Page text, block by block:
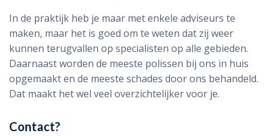
In de praktijk heb je maar met enkele adviseurs te
maken, maar het is goed om te weten dat zij weer
kunnen terugvallen op specialisten op alle gebieden.
Daarnaast worden de meeste polissen bij ons in huis
opgemaakt en de meeste schades door ons behandeld.
Dat maakt het wel veel overzichtelijker voor je.
Contact?